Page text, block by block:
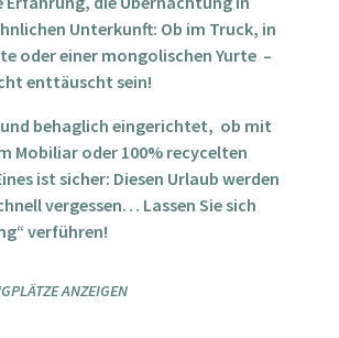
Unterkunft: Ob im Truck, in
oder einer mongolischen Yurte –
enttäuscht sein!
behaglich eingerichtet, ob mit
Mobiliar oder 100% recycelten
ist sicher: Diesen Urlaub werden
vergessen… Lassen Sie sich
verführen!
ANZEIGEN